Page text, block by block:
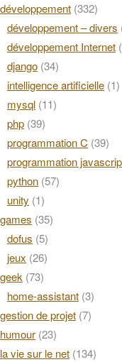
développement (332)
développement – divers
développement Internet
django (34)
intelligence artificielle (1)
mysql (11)
php (39)
programmation C (39)
programmation
python (57)
unity (1)
games (35)
dofus (5)
jeux (26)
geek (73)
home-assistant (3)
gestion de projet (7)
humour (23)
la vie sur le net (134)